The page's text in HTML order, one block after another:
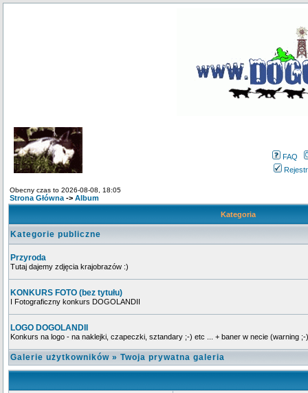
FAQ
Obecny czas to 2026-08-08, 18:05
Strona Główna -> Album
Kategoria
Kategorie publiczne
Przyroda
Tutaj dajemy zdjęcia krajobrazów :)
KONKURS FOTO (bez tytułu)
I Fotograficzny konkurs DOGOLANDII
LOGO DOGOLANDII
Konkurs na logo - na naklejki, czapeczki, sztandary ;-) etc ... + baner w necie (warning
Galerie użytkowników » Twoja prywatna galeria